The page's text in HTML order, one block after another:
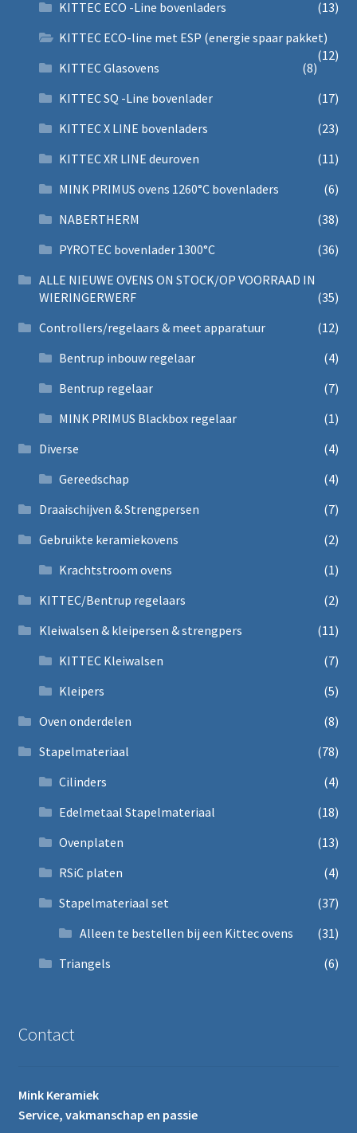
KITTEC ECO -Line bovenladers
(13)
KITTEC ECO-line met ESP (energie spaar pakket)
(12)
KITTEC Glasovens
(8)
KITTEC SQ -Line bovenlader
(17)
KITTEC X LINE bovenladers
(23)
KITTEC XR LINE deuroven
(11)
MINK PRIMUS ovens 1260°C bovenladers
(6)
NABERTHERM
(38)
PYROTEC bovenlader 1300°C
(36)
ALLE NIEUWE OVENS ON STOCK/OP VOORRAAD IN
WIERINGERWERF
(35)
Controllers/regelaars & meet apparatuur
(12)
Bentrup inbouw regelaar
(4)
Bentrup regelaar
(7)
MINK PRIMUS Blackbox regelaar
(1)
Diverse
(4)
Gereedschap
(4)
Draaischijven & Strengpersen
(7)
Gebruikte keramiekovens
(2)
Krachtstroom ovens
(1)
KITTEC/Bentrup regelaars
(2)
Kleiwalsen & kleipersen & strengpers
(11)
KITTEC Kleiwalsen
(7)
Kleipers
(5)
Oven onderdelen
(8)
Stapelmateriaal
(78)
Cilinders
(4)
Edelmetaal Stapelmateriaal
(18)
Ovenplaten
(13)
RSiC platen
(4)
Stapelmateriaal set
(37)
Alleen te bestellen bij een Kittec ovens
(31)
Triangels
(6)
Contact
Mink Keramiek
Service, vakmanschap en passie